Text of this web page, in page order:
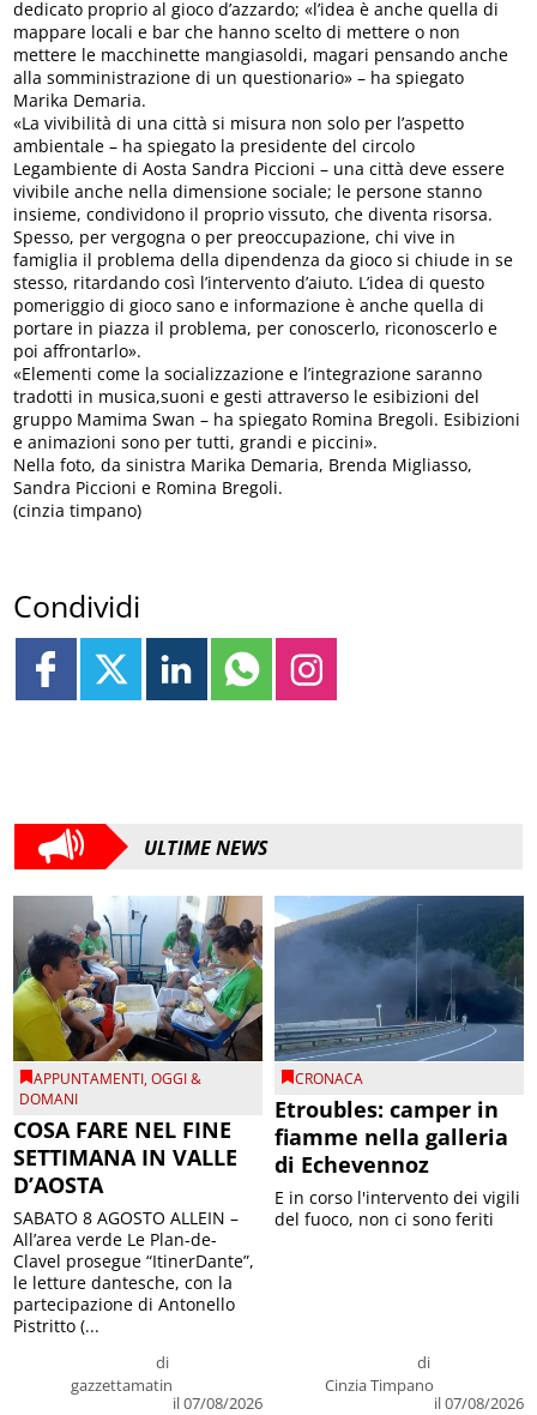
dedicato proprio al gioco d’azzardo; «l’idea è anche quella di
mappare locali e bar che hanno scelto di mettere o non
mettere le macchinette mangiasoldi, magari pensando anche
alla somministrazione di un questionario» – ha spiegato
Marika Demaria.
«La vivibilità di una città si misura non solo per l’aspetto
ambientale – ha spiegato la presidente del circolo
Legambiente di Aosta Sandra Piccioni – una città deve essere
vivibile anche nella dimensione sociale; le persone stanno
insieme, condividono il proprio vissuto, che diventa risorsa.
Spesso, per vergogna o per preoccupazione, chi vive in
famiglia il problema della dipendenza da gioco si chiude in se
stesso, ritardando così l’intervento d’aiuto. L’idea di questo
pomeriggio di gioco sano e informazione è anche quella di
portare in piazza il problema, per conoscerlo, riconoscerlo e
poi affrontarlo».
«Elementi come la socializzazione e l’integrazione saranno
tradotti in musica,suoni e gesti attraverso le esibizioni del
gruppo Mamima Swan – ha spiegato Romina Bregoli. Esibizioni
e animazioni sono per tutti, grandi e piccini».
Nella foto, da sinistra Marika Demaria, Brenda Migliasso,
Sandra Piccioni e Romina Bregoli.
(cinzia timpano)
Condividi
ULTIME NEWS
APPUNTAMENTI,OGGI &
DOMANI
COSA FARE NEL FINE
SETTIMANA IN VALLE
D’AOSTA
di
gazzettamatin
il 07/08/2026
SABATO 8 AGOSTO ALLEIN –
All’area verde Le Plan-de-
Clavel prosegue “ItinerDante”,
le letture dantesche, con la
partecipazione di Antonello
Pistritto (...
CRONACA
Etroubles: camper in
fiamme nella galleria
di Echevennoz
di
Cinzia Timpano
il 07/08/2026
E in corso l'intervento dei vigili
del fuoco, non ci sono feriti